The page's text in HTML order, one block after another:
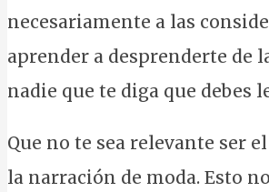
necesariamente a las
aprender a desprenderte de
nadie que te diga que debes
Que no te sea relevante ser
la narración de moda. Esto